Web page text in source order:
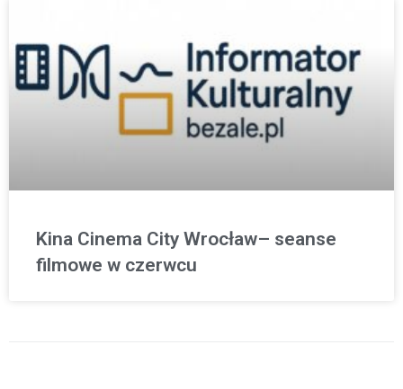
Kina Cinema City Wrocław– seanse
filmowe w czerwcu